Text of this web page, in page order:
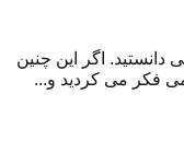
اگر این چنین
فکر می کردید و...